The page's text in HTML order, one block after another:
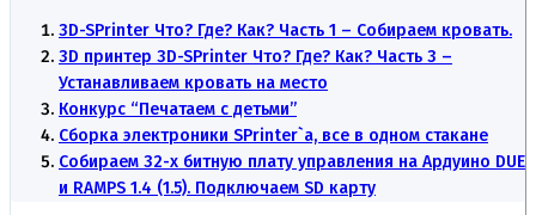
3D-SPrinter Что? Где? Как? Часть 1 – Собираем кровать.
3D принтер 3D-SPrinter Что? Где? Как? Часть 3 –
Устанавливаем кровать на место
Конкурс “Печатаем с детьми”
Сборка электроники SPrinter`a, все в одном стакане
Собираем 32-х битную плату управления на Ардуино DUE
и RAMPS 1.4 (1.5). Подключаем SD карту